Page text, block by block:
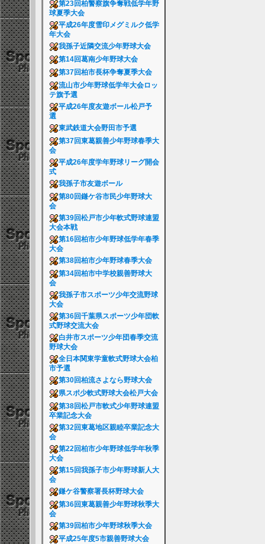
第23回柏警察旗争奪戦低学年野
球夏季大会
平成26年度雪印メグミルク低学
年大会
我孫子近隣交流少年野球大会
第14回葛南少年野球大会
第37回柏市長杯争奪夏季大会
流山市少年野球低学年大会ロッ
テ旗予選
平成26年度友遊ボール松戸予
選
東武鉄道大会野田市予選
第37回東葛親善少年野球春季大
会
平成26年度学年野球リーグ開会
式
我孫子市友遊ボール
第80回鎌ケ谷市民少年野球大
会
第39回松戸市少年軟式野球連盟
大会本戦
第16回柏市少年野球低学年春季
大会
第38回柏市少年野球春季大会
第34回柏市中学校親善野球大
会
我孫子市スポーツ少年交流野球
大会
第36回千葉県スポーツ少年団軟
式野球交流大会
白井市スポーツ少年団春季交流
野球大会
全日本関東学童軟式野球大会柏
市予選
第30回柏流さよなら野球大会
県スポ少軟式野球大会松戸大会
第38回松戸市軟式少年野球連盟
卒業記念大会
第32回東葛地区親睦卒業記念大
会
第22回柏市少年野球低学年秋季
大会
第15回我孫子市少年野球新人大
会
鎌ケ谷警察署長杯野球大会
第36回東葛親善少年野球秋季大
会
第39回柏市少年野球秋季大会
平成25年度5市親善野球大会